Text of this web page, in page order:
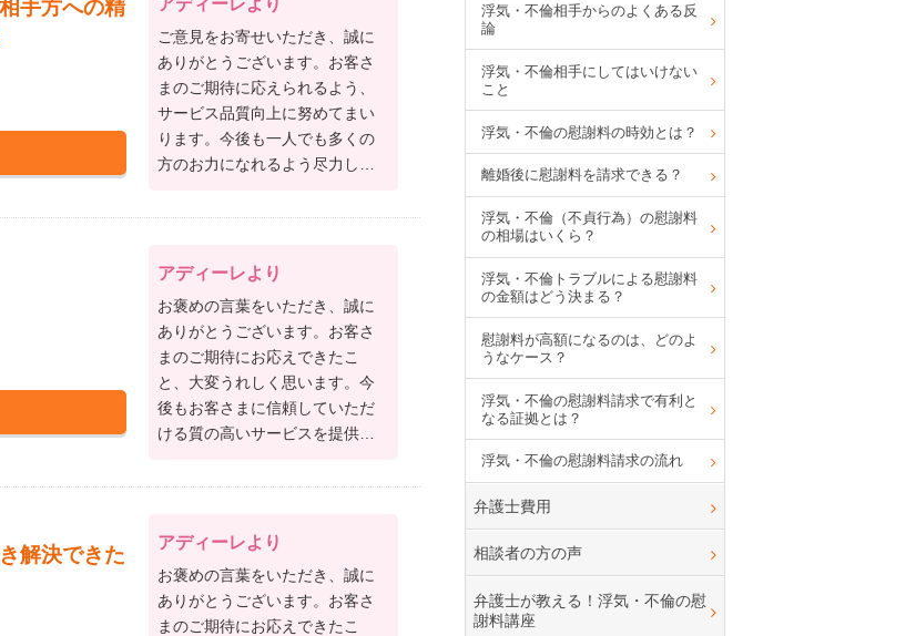
手方への精
アディーレより
ご意見をお寄せいただき、誠に
ありがとうございます。お客さ
まのご期待に応えられるよう、
サービス品質向上に努めてまい
ります。今後も一人でも多くの
方のお力になれるよう尽力して
ございましたら、どうぞお気軽
は、アディーレへご依頼いただ
アディーレより
お褒めの言葉をいただき、誠に
ありがとうございます。お客さ
まのご期待にお応えできたこ
と、大変うれしく思います。今
後もお客さまに信頼していただ
ける質の高いサービスを提供で
すので、何かお困りのことがあ
このたびは、アディーレへご依
した。
解決できた
アディーレより
お褒めの言葉をいただき、誠に
ありがとうございます。お客さ
まのご期待にお応えできたこ
浮気・不倫相手からのよくある反
論
浮気・不倫相手にしてはいけない
こと
浮気・不倫の慰謝料の時効とは？
離婚後に慰謝料を請求できる？
浮気・不倫（不貞行為）の慰謝料
の相場はいくら？
浮気・不倫トラブルによる慰謝料
の金額はどう決まる？
慰謝料が高額になるのは、どのよ
うなケース？
浮気・不倫の慰謝料請求で有利と
なる証拠とは？
浮気・不倫の慰謝料請求の流れ
弁護士費用
相談者の方の声
弁護士が教える！浮気・不倫の慰
謝料講座